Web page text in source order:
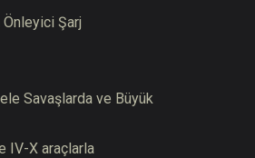
Şarj
Savaşlarda ve Büyük
IV-X araçlarla